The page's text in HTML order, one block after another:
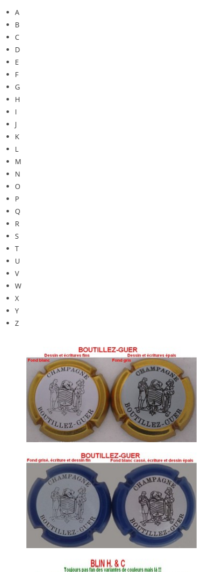
A
B
C
D
E
F
G
H
I
J
K
L
M
N
O
P
Q
R
S
T
U
V
W
X
Y
Z